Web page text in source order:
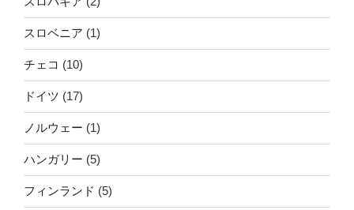
スロベニア (1)
チェコ (10)
ドイツ (17)
ノルウェー (1)
ハンガリー (5)
フィンランド (5)